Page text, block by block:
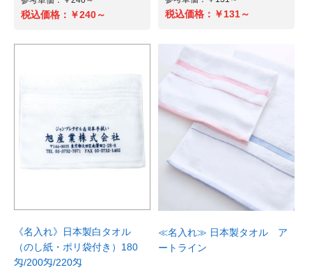
アイトス 作業服・防寒着 「TULTEX (タ
ルテックス) AZ-50109 防寒ジャケッ
注文番号：101318502 ～ 101318809
サイズ ：SS〜5L
冬の屋外作業で効果絶大の軽くて温かい
[バートル] 大型フード付防寒ジャケット
注文番号：101717302 ～ 101717609
カラー ：ネイビー〜サーフブルー
サイズ ：SS〜5L
税込価格： ￥7,920～
税込価格：￥6,028～
NEW
商品詳細へ
参考入り数：100
参考単価：￥194.4～
￥19,440～
商品詳細へ
税込価格： ￥240～ 税込価格： ￥131～
《名入れ》日本製白タオル
（のし紙・ポリ袋付き）180
匁/200匁/220匁
≪名入れ≫ 日本製タオル ア
ートライン